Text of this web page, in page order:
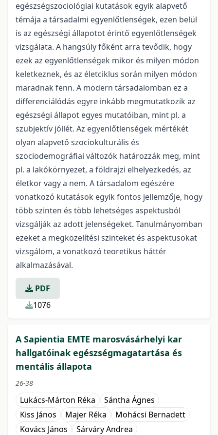
egészségszociológiai kutatások egyik alapvető
témája a társadalmi egyenlőtlenségek, ezen belül
is az egészségi állapotot érintő egyenlőtlenségek
vizsgálata. A hangsúly főként arra tevődik, hogy
ezek az egyenlőtlenségek mikor és milyen módon
keletkeznek, és az életciklus során milyen módon
maradnak fenn. A modern társadalomban ez a
differenciálódás egyre inkább megmutatkozik az
egészségi állapot egyes mutatóiban, mint pl. a
szubjektív jóllét. Az egyenlőtlenségek mértékét
olyan alapvető szociokulturális és
szociodemográfiai változók határozzák meg, mint
pl. a lakókörnyezet, a földrajzi elhelyezkedés, az
életkor vagy a nem. A társadalom egészére
vonatkozó kutatások egyik fontos jellemzője, hogy
több szinten és több lehetséges aspektusból
vizsgálják az adott jelenségeket. Tanulmányomban
ezeket a megközelítési szinteket és aspektusokat
vizsgálom, a vonatkozó teoretikus háttér
alkalmazásával.
PDF
1076
A Sapientia EMTE marosvásárhelyi kar
hallgatóinak egészségmagatartása és
mentális állapota
26-38
Lukács-Márton Réka
Sántha Ágnes
Kiss János
Majer Réka
Mohácsi Bernadett
Kovács János
Sárváry Andrea